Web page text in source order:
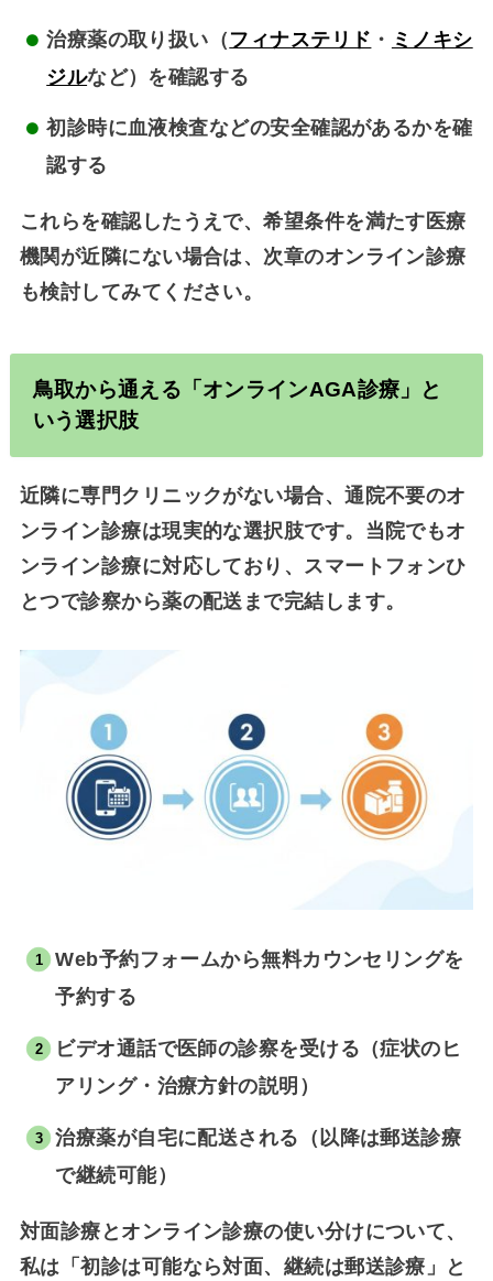
治療薬の取り扱い（ フィナステリド ・ ミノキシ
ジルなど）を確認する
初診時に血液検査などの安全確認があるかを確
認する
これらを確認したうえで、希望条件を満たす医療
機関が近隣にない場合は、次章のオンライン診療
も検討してみてください。
鳥取から通える「オンラインAGA診療」と
いう選択肢
近隣に専門クリニックがない場合、通院不要のオ
ンライン診療は現実的な選択肢です。当院でもオ
ンライン診療に対応しており、スマートフォンひ
とつで診察から薬の配送まで完結します。
Web予約フォームから無料カウンセリングを
予約する
ビデオ通話で医師の診察を受ける（症状のヒ
アリング・治療方針の説明）
治療薬が自宅に配送される（以降は郵送診療
で継続可能）
対面診療とオンライン診療の使い分けについて、
私は「初診は可能なら対面、継続は郵送診療」と